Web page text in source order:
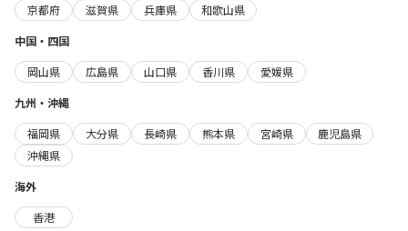
京都府
滋賀県 兵庫県
和歌山県
中国・四国
岡山県
広島県 山口県 香川県
愛媛県
九州・沖縄
福岡県
大分県 長崎県 熊本県 宮崎県
鹿児島県
沖縄県
海外
香港